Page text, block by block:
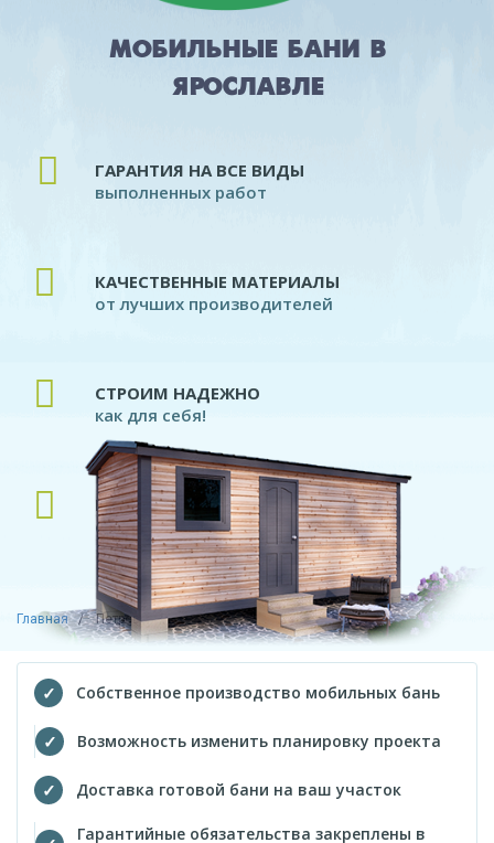
МОБИЛЬНЫЕ БАНИ В
ЯРОСЛАВЛЕ
ГАРАНТИЯ НА ВСЕ ВИДЫ
выполненных работ
КАЧЕСТВЕННЫЕ МАТЕРИАЛЫ
от лучших производителей
СТРОИМ НАДЕЖНО
как для себя!
ПРОФЕССИОНАЛЬНЫЕ ПЛОТНИКИ
современное производство
Главная Петровское
Собственное производство мобильных бань
Возможность изменить планировку проекта
Доставка готовой бани на ваш участок
Гарантийные обязательства закреплены в